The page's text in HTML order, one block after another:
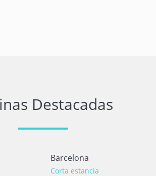
Destacadas
Barcelona
Corta estancia